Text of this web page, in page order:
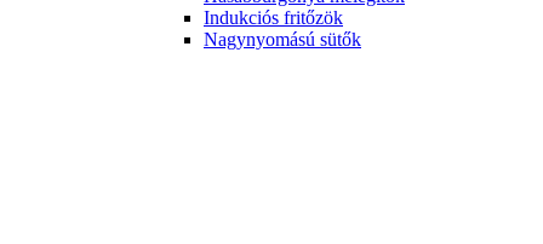
Indukciós fritőzök
Nagynyomású sütők